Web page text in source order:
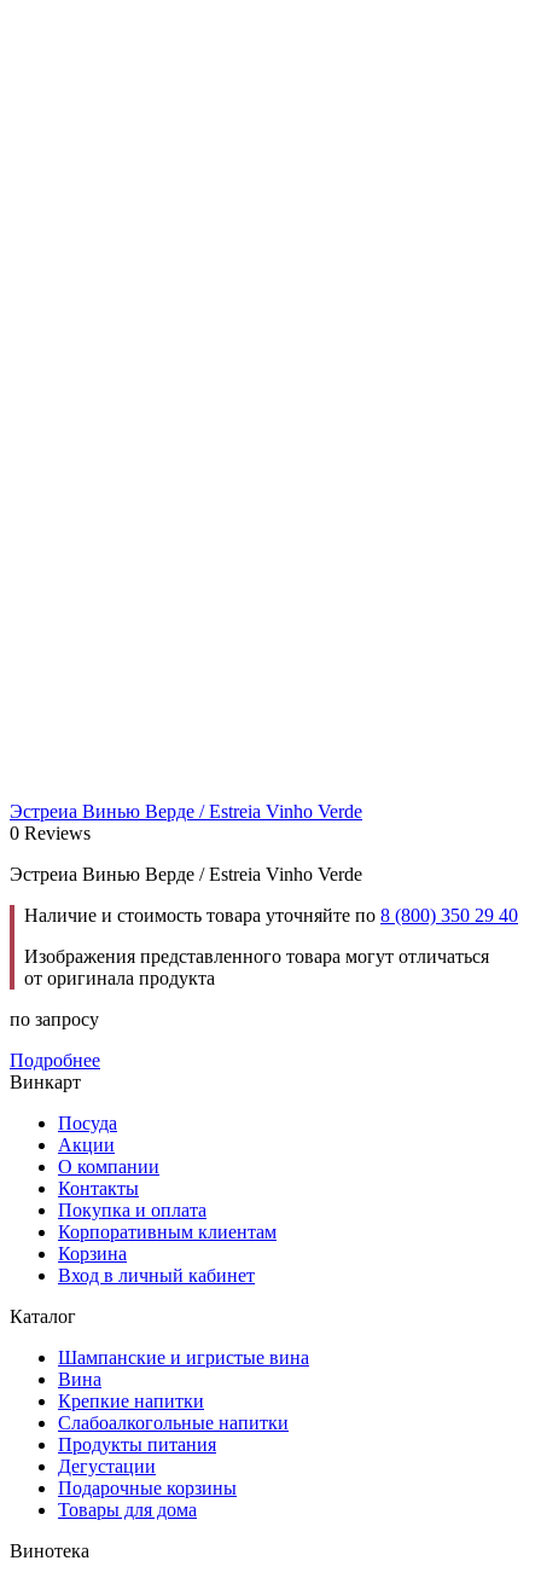
Эстреиа Винью Верде / Estreia Vinho Verde
0 Reviews
Эстреиа Винью Верде / Estreia Vinho Verde
Наличие и стоимость товара уточняйте по 8 (800) 350 29 40
Изображения представленного товара могут отличаться
от оригинала продукта
по запросу
Подробнее
Винкарт
Посуда
Акции
О компании
Контакты
Покупка и оплата
Корпоративным клиентам
Корзина
Вход в личный кабинет
Каталог
Шампанские и игристые вина
Вина
Крепкие напитки
Слабоалкогольные напитки
Продукты питания
Дегустации
Подарочные корзины
Товары для дома
Винотека